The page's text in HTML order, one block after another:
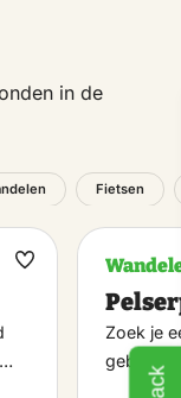
in de
Fietsen
Maak
Zoek je